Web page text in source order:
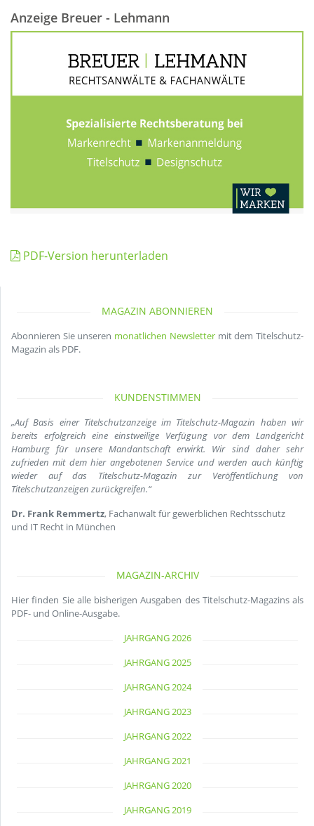
Anzeige Breuer - Lehmann
PDF-Version herunterladen
MAGAZIN ABONNIEREN
Abonnieren Sie unseren monatlichen Newslettermit dem Titelschutz-
Magazin als PDF.
KUNDENSTIMMEN
„Auf Basis einer Titelschutzanzeige im Titelschutz-Magazin haben wir
bereits erfolgreich eine einstweilige Verfügung vor dem Landgericht
Hamburg für unsere Mandantschaft erwirkt. Wir sind daher sehr
zufrieden mit dem hier angebotenen Service und werden auch künftig
wieder auf das Titelschutz-Magazin zur Veröffentlichung von
Titelschutzanzeigen zurückgreifen.“
Dr. Frank Remmertz, Fachanwalt für gewerblichen Rechtsschutz
und IT Recht in München
MAGAZIN-ARCHIV
Hier finden Sie alle bisherigen Ausgaben des Titelschutz-Magazins als
PDF- und Online-Ausgabe.
JAHRGANG 2026
JAHRGANG 2025
JAHRGANG 2024
JAHRGANG 2023
JAHRGANG 2022
JAHRGANG 2021
JAHRGANG 2020
JAHRGANG 2019